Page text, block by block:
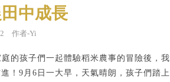
中成長
作者-Yi
的孩子們一起體驗稻米農事的冒險後，我
！9月6日一大早，天氣晴朗，孩子們踏上